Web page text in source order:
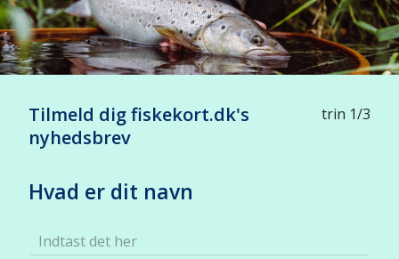
Tilmeld dig fiskekort.dk's
nyhedsbrev
trin 1/3
Hvad er dit navn
Indtast det her